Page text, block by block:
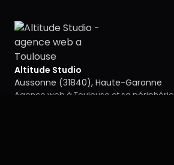
Altitude Studio
Aussonne (31840), Haute-Garonne
Agence web à Toulouse et sa périphérie